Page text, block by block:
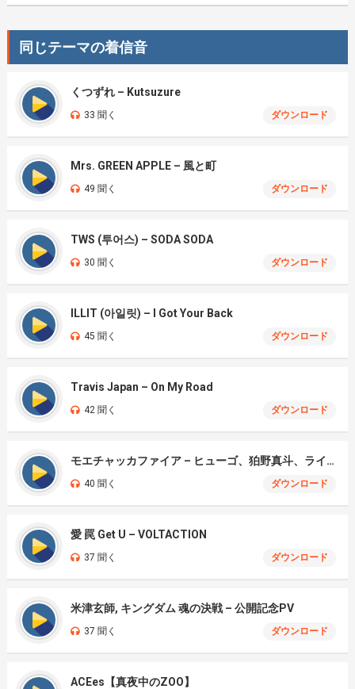
同じテーマの着信音
くつずれ – Kutsuzure
33 聞く ダウンロード
Mrs. GREEN APPLE – 風と町
49 聞く ダウンロード
TWS (투어스) – SODA SODA
30 聞く ダウンロード
ILLIT (아일릿) – I Got Your Back
45 聞く ダウンロード
Travis Japan – On My Road
42 聞く ダウンロード
モエチャッカファイア – ヒューゴ、狛野真斗、ライト、セヴェリアン (Cover )
40 聞く ダウンロード
愛 罠 Get U – VOLTACTION
37 聞く ダウンロード
米津玄師, キングダム 魂の決戦 – 公開記念PV
37 聞く ダウンロード
ACEes【真夜中のZOO】